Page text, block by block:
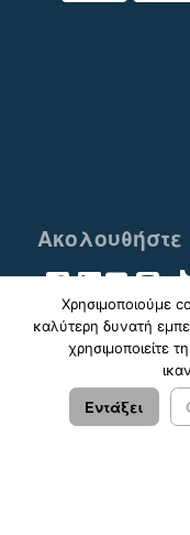
© 2023 - 2026
Απορρήτου
Σχεδιασμός &
Χρησιμοποιούμε
καλύτερη δυνατή
χρησιμοποιείτε
Εντάξει